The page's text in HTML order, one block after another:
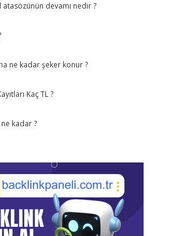
atasözünün devamı nedir ?
ne kadar şeker konur ?
Kaç TL ?
ne kadar ?